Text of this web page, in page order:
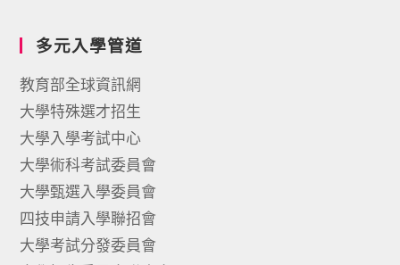
多元入學管道
教育部全球資訊網
大學特殊選才招生
大學入學考試中心
大學術科考試委員會
大學甄選入學委員會
四技申請入學聯招會
大學考試分發委員會